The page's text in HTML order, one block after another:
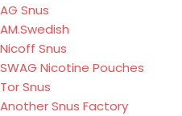
AG Snus
AM.Swedish
Nicoff Snus
SWAG Nicotine Pouches
Tor Snus
Another Snus Factory